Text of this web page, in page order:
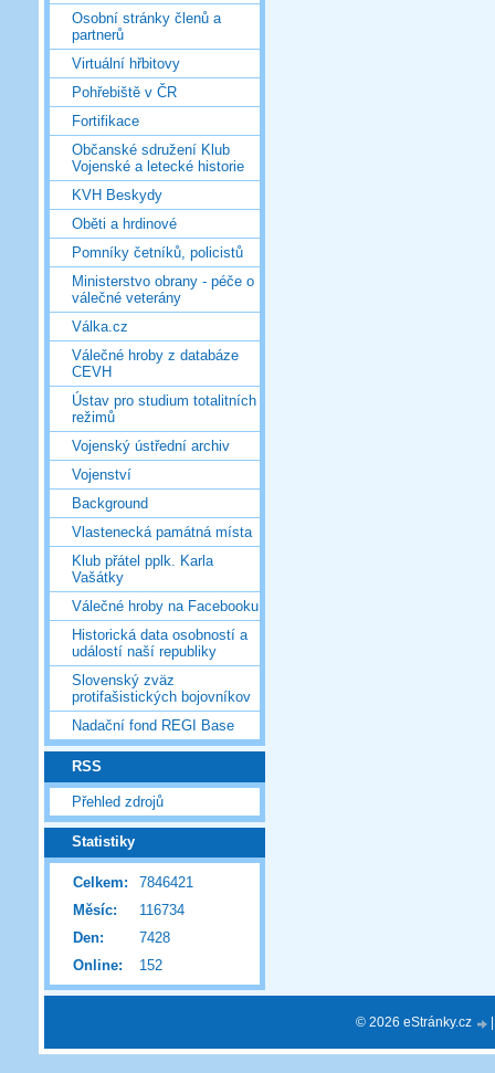
Osobní stránky členů a
partnerů
Virtuální hřbitovy
Pohřebiště v ČR
Fortifikace
Občanské sdružení Klub
Vojenské a letecké historie
KVH Beskydy
Oběti a hrdinové
Pomníky četníků, policistů
Ministerstvo obrany - péče o
válečné veterány
Válka.cz
Válečné hroby z databáze
CEVH
Ústav pro studium totalitních
režimů
Vojenský ústřední archiv
Vojenství
Background
Vlastenecká památná místa
Klub přátel pplk. Karla
Vašátky
Válečné hroby na Facebooku
Historická data osobností a
událostí naší republiky
Slovenský zväz
protifašistických bojovníkov
Nadační fond REGI Base
RSS
Přehled zdrojů
Statistiky
Online: 152
Celkem:
7846421
Měsíc:
116734
Den:
7428
© 2026 eStránky.cz